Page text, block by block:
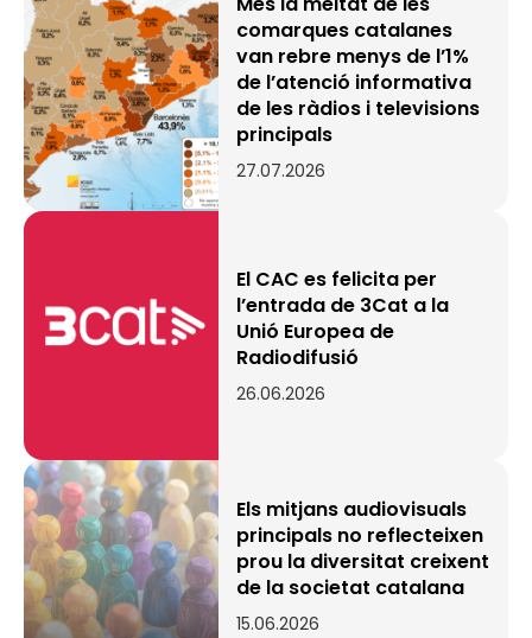
de
l'Audiovisual
de
Catalunya
comarques catalanes
van rebre menys de l’1%
de l’atenció informativa
de les ràdios i televisions
principals
27.07.2026
El CAC es felicita per
l’entrada de 3Cat a la
Unió Europea de
Radiodifusió
26.06.2026
Els mitjans audiovisuals
principals no reflecteixen
prou la diversitat creixent
de la societat catalana
15.06.2026